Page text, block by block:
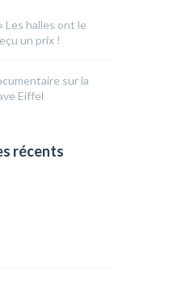
Les halles ont le
un prix !
sur la
Eiffel
récents